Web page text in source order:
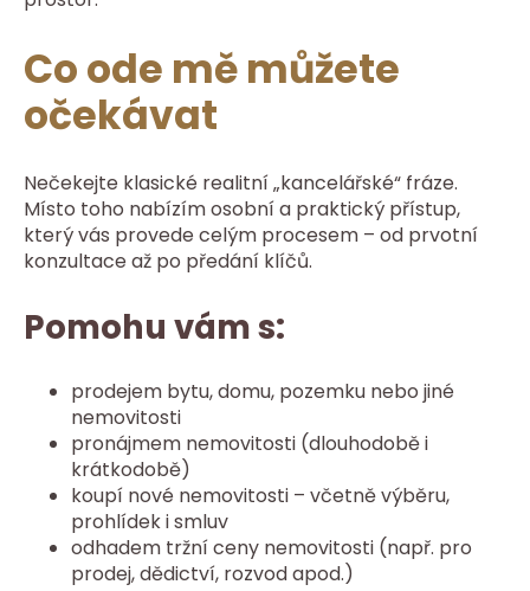
Co ode mě můžete
očekávat
Nečekejte klasické realitní „kancelářské“ fráze.
Místo toho nabízím osobní a praktický přístup,
který vás provede celým procesem – od prvotní
konzultace až po předání klíčů.
Pomohu vám s:
prodejem bytu, domu, pozemku nebo jiné
nemovitosti
pronájmem nemovitosti (dlouhodobě i
krátkodobě)
koupí nové nemovitosti – včetně výběru,
prohlídek i smluv
odhadem tržní ceny nemovitosti (např. pro
prodej, dědictví, rozvod apod.)